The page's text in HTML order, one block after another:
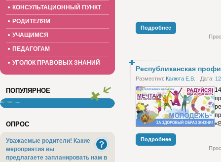
Подробнее
Республиканская
Разместил: Калюта Е.В. Дата:
будущее».
Цель акции – пресечение
потребления и сбыта
Подробнее
КОНСУЛЬТАЦИОННЫЙ ПУНКТ
РОДИТЕЛЯМ
УЧАЩИМСЯ
ПЕДАГОГАМ
УГОЛОК ПРАВОВЫХ ЗНАНИЙ
ПОПУЛЯРНОЕ
ОПРОС
Уважаемые родители! Какие
мероприятия вы
предлагаете запланировать нам в